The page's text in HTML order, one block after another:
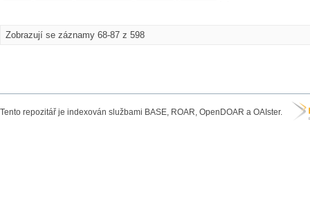
Zobrazují se záznamy 68-87 z 598
Tento repozitář je indexován službami BASE, ROAR, OpenDOAR a OAIster.